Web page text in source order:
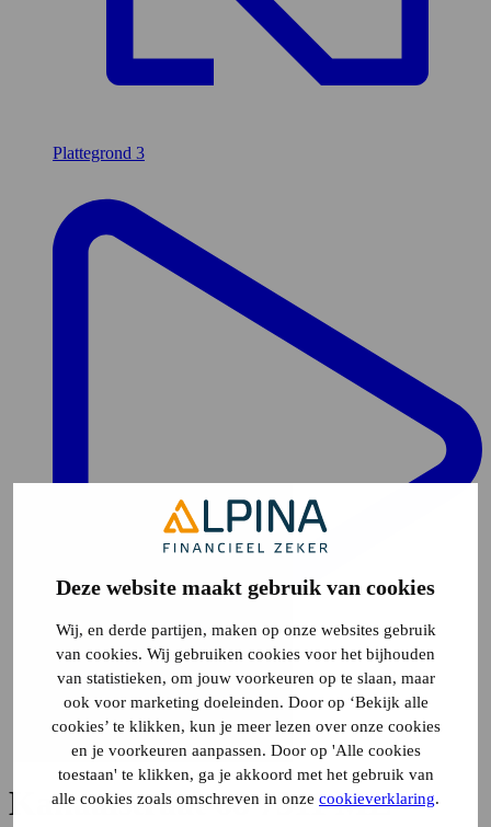
Deze website maakt gebruik van cookies
Wij, en derde partijen, maken op onze websites gebruik
van cookies. Wij gebruiken cookies voor het bijhouden
van statistieken, om jouw voorkeuren op te slaan, maar
ook voor marketing doeleinden. Door op ‘Bekijk alle
cookies’ te klikken, kun je meer lezen over onze cookies
en je voorkeuren aanpassen. Door op 'Alle cookies
toestaan' te klikken, ga je akkoord met het gebruik van
alle cookies zoals omschreven in onze cookieverklaring.
Plattegrond 3
Video1
Kanaalstraat 687311 ML